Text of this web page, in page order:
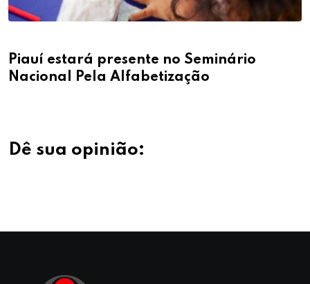
Piauí estará presente no Seminário
Nacional Pela Alfabetização
Dê sua opinião: